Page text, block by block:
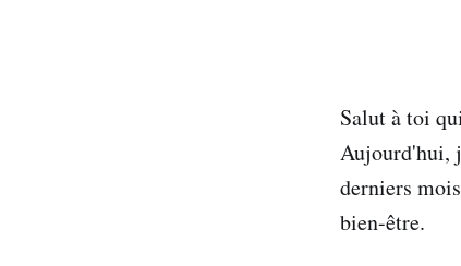
Salut à toi
Aujourd'hui,
derniers
bien-être.